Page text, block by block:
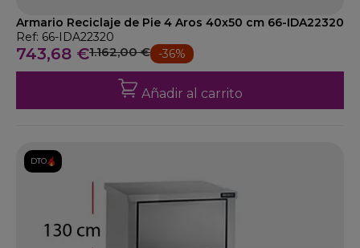
Armario Reciclaje de Pie 4 Aros 40x50 cm 66-IDA22320
Ref: 66-IDA22320
743,68 €1.162,00 € -36%
Añadir al carrito
DTO.